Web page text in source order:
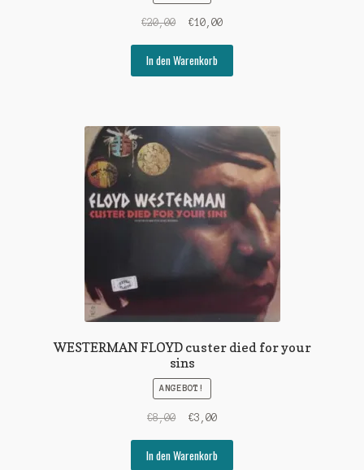
€20,00
Ursprünglicher
war:
€20,00
€10,00Aktueller
€10,00.
In den Warenkorb
WESTERMAN FLOYD custer died for your
sins
ANGEBOT!
€8,00
Ursprünglicher
war:
€3,00Aktueller
ist:
In den Warenkorb